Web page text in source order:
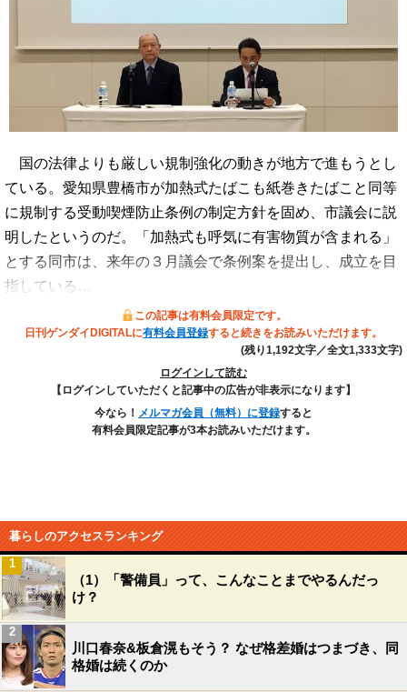
国の法律よりも厳しい規制強化の動きが地方で進もうとし
ている。愛知県豊橋市が加熱式たばこも紙巻きたばこと同等
に規制する受動喫煙防止条例の制定方針を固め、市議会に説
明したというのだ。「加熱式も呼気に有害物質が含まれる」
とする同市は、来年の３月議会で条例案を提出し、成立を目
指している…
この記事は有料会員限定です。
日刊ゲンダイDIGITALに有料会員登録すると続きをお読みいただけます。
(残り1,192文字／全文1,333文字)
ログインして読む
【ログインしていただくと記事中の広告が非表示になります】
今なら！ メルマガ会員（無料）に登録すると
有料会員限定記事が3本お読みいただけます。
暮らしのアクセスランキング
（1）「警備員」って、こんなことまでやるんだっ
け？
1
川口春奈&板倉滉もそう？ なぜ格差婚はつまづき、同
格婚は続くのか
2